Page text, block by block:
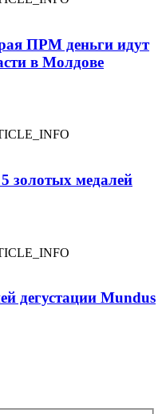
ПРМ деньги идут
в Молдове
золотых медалей
дегустации Mundus